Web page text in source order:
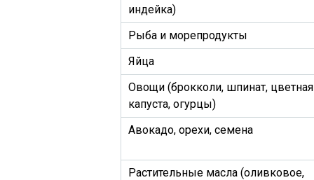
индейка)
Рыба и морепродукты
Яйца
Овощи (брокколи, шпинат, цветная
капуста, огурцы)
Авокадо, орехи, семена
Растительные масла (оливковое,